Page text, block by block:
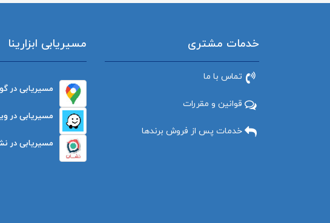
خدمات مشتری
تماس با ما
قوانین و مقررات
خدمات پس از فروش برندها
مسیریابی ابزارینا
مسیریابی در
مسیریابی در
مسیریابی در